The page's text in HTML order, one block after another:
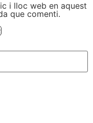
i lloc web en aquest
que comenti.